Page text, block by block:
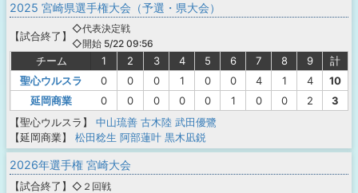
2025 宮崎県選手権大会（予選・県大会）
【試合終了 】
◇代表決定戦
◇開始 5/22 09:56
チーム 1 2 3 4 5 6 7 8 9
計
聖心ウルスラ
0 0 0 1 0 0 4 1 4
10
延岡商業
0 0 0 0 0 1 0 0 2
3
【聖心ウルスラ】
中山琉善 古木陸 武田優鷺
【延岡商業】
松田稔生 阿部蓮叶 黒木凪鋭
2026年選手権 宮崎大会
【試合終了 】 ◇２回戦